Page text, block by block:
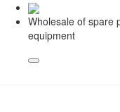
Wholesale of spare
equipment